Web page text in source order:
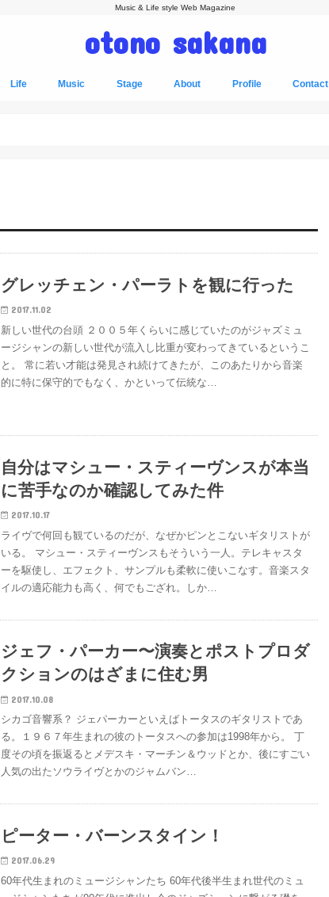
Music & Life style Web Magazine
otono sakana
Life Music Stage About Profile Contact
グレッチェン・パーラトを観に行った
2017.11.02
新しい世代の台頭 ２００５年くらいに感じていたのがジャズミュ
ージシャンの新しい世代が流入し比重が変わってきているというこ
と。 常に若い才能は発見され続けてきたが、このあたりから音楽
的に特に保守的でもなく、かといって伝統な…
自分はマシュー・スティーヴンスが本当
に苦手なのか確認してみた件
2017.10.17
ライヴで何回も観ているのだが、なぜかピンとこないギタリストが
いる。 マシュー・スティーヴンスもそういう一人。テレキャスタ
ーを駆使し、エフェクト、サンプルも柔軟に使いこなす。音楽スタ
イルの適応能力も高く、何でもござれ。しか…
ジェフ・パーカー〜演奏とポストプロダ
クションのはざまに住む男
2017.10.08
シカゴ音響系？ ジェパーカーといえばトータスのギタリストであ
る。１９６７年生まれの彼のトータスへの参加は1998年から。 丁
度その頃を振返るとメデスキ・マーチン＆ウッドとか、後にすごい
人気の出たソウライヴとかのジャムバン…
ピーター・バーンスタイン！
2017.06.29
60年代生まれのミュージシャンたち 60年代後半生まれ世代のミュ